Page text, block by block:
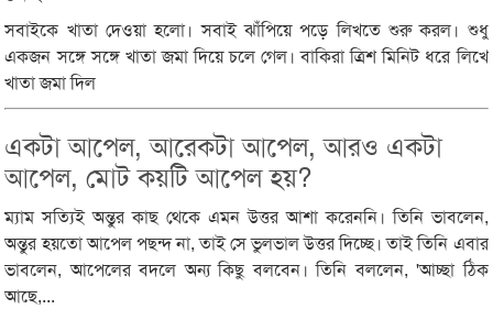
সবাইকে খাতা দেওয়া হলো। সবাই ঝাঁপিয়ে পড়ে লিখতে শুরু করল। শুধু
একজন সঙ্গে সঙ্গে খাতা জমা দিয়ে চলে গেল। বাকিরা ত্রিশ মিনিট ধরে লিখে
খাতা জমা দিল
একটা আপেল, আরেকটা আপেল, আরও একটা
আপেল, মোট কয়টি আপেল হয়?
ম্যাম সত্যিই অন্তুর কাছ থেকে এমন উত্তর আশা করেননি। তিনি ভাবলেন,
অন্তুর হয়তো আপেল পছন্দ না, তাই সে ভুলভাল উত্তর দিচ্ছে। তাই তিনি এবার
ভাবলেন, আপেলের বদলে অন্য কিছু বলবেন। তিনি বললেন, 'আচ্ছা ঠিক
আছে,...